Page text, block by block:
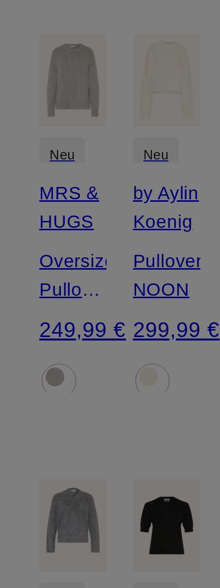
Neu
Zertifiziert
MRS &
HUGS
Oversized-
Pullover
mit
Cashmere
249,99 €
Neu
by Aylin
Koenig
Pullover
NOON
299,99 €